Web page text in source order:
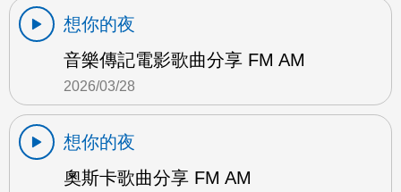
想你的夜
音樂傳記電影歌曲分享 FM AM
2026/03/28
想你的夜
奧斯卡歌曲分享 FM AM